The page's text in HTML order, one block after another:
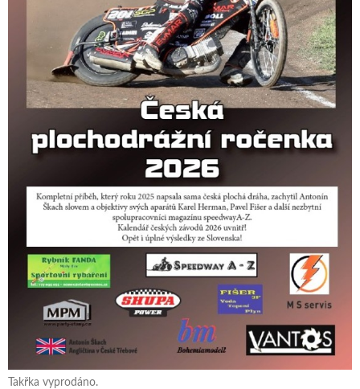
Takřka vyprodáno.